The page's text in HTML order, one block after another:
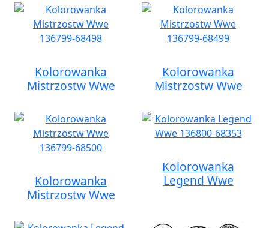
Kolorowanka
Mistrzostw Wwe
Kolorowanka
Mistrzostw Wwe
Kolorowanka
Mistrzostw Wwe
Kolorowanka
Legend Wwe